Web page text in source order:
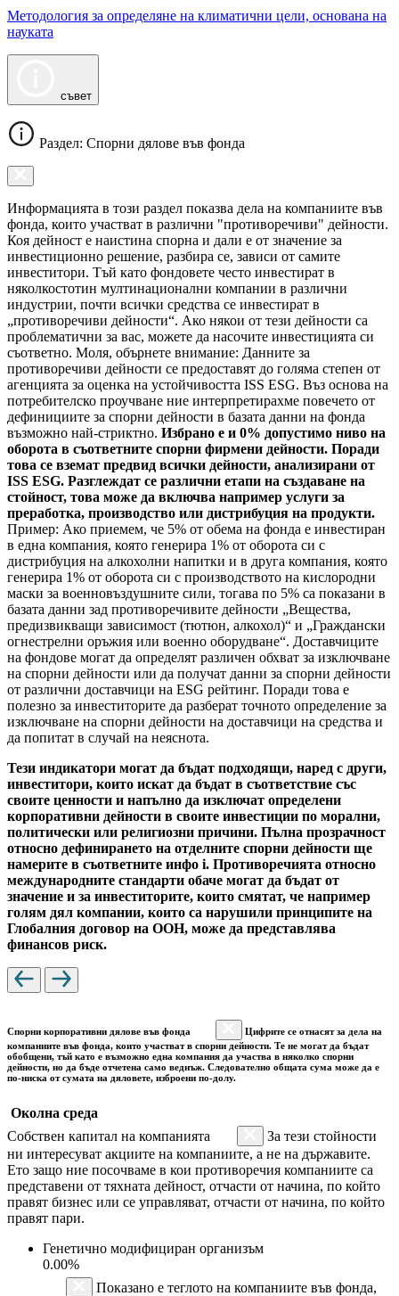
Методология за определяне на климатични цели, основана на
науката
съвет
Раздел: Спорни дялове във фонда
Информацията в този раздел показва дела на компаниите във
фонда, които участват в различни "противоречиви" дейности.
Коя дейност е наистина спорна и дали е от значение за
инвестиционно решение, разбира се, зависи от самите
инвеститори. Тъй като фондовете често инвестират в
няколкостотин мултинационални компании в различни
индустрии, почти всички средства се инвестират в
„противоречиви дейности“. Ако някои от тези дейности са
проблематични за вас, можете да насочите инвестицията си
съответно. Моля, обърнете внимание: Данните за
противоречиви дейности се предоставят до голяма степен от
агенцията за оценка на устойчивостта ISS ESG. Въз основа на
потребителско проучване ние интерпретирахме повечето от
дефинициите за спорни дейности в базата данни на фонда
възможно най-стриктно. Избрано е и 0% допустимо ниво на
оборота в съответните спорни фирмени дейности. Поради
това се вземат предвид всички дейности, анализирани от
ISS ESG. Разглеждат се различни етапи на създаване на
стойност, това може да включва например услуги за
преработка, производство или дистрибуция на продукти.
Пример: Ако приемем, че 5% от обема на фонда е инвестиран
в една компания, която генерира 1% от оборота си с
дистрибуция на алкохолни напитки и в друга компания, която
генерира 1% от оборота си с производството на кислородни
маски за военновъздушните сили, тогава по 5% са показани в
базата данни зад противоречивите дейности „Вещества,
предизвикващи зависимост (тютюн, алкохол)“ и „Граждански
огнестрелни оръжия или военно оборудване“. Доставчиците
на фондове могат да определят различен обхват за изключване
на спорни дейности или да получат данни за спорни дейности
от различни доставчици на ESG рейтинг. Поради това е
полезно за инвеститорите да разберат точното определение за
изключване на спорни дейности на доставчици на средства и
да попитат в случай на неяснота.
Тези индикатори могат да бъдат подходящи, наред с други,
инвеститори, които искат да бъдат в съответствие със
своите ценности и напълно да изключат определени
корпоративни дейности в своите инвестиции по морални,
политически или религиозни причини. Пълна прозрачност
относно дефинирането на отделните спорни дейности ще
намерите в съответните инфо i. Противоречията относно
международните стандарти обаче могат да бъдат от
значение и за инвеститорите, които смятат, че например
голям дял компании, които са нарушили принципите на
Глобалния договор на ООН, може да представлява
финансов риск.
Спорни корпоративни дялове във фонда
Цифрите се отнасят за дела на
компаниите във фонда, които участват в спорни дейности. Те не могат да бъдат
обобщени, тъй като е възможно една компания да участва в няколко спорни
дейности, но да бъде отчетена само веднъж. Следователно общата сума може да е
по-ниска от сумата на дяловете, изброени по-долу.
Околна среда
Собствен капитал на компанията
За тези стойности
ни интересуват акциите на компаниите, а не на държавите.
Ето защо ние посочваме в кои противоречия компаниите са
представени от тяхната дейност, отчасти от начина, по който
правят бизнес или се управляват, отчасти от начина, по който
правят пари.
Генетично модифициран организъм
0.00%
Показано е теглото на компаниите във фонда,